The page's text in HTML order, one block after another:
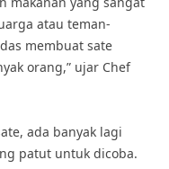
atau teman-
membuat sate
orang,” ujar Chef
ada banyak lagi
patut untuk dicoba.